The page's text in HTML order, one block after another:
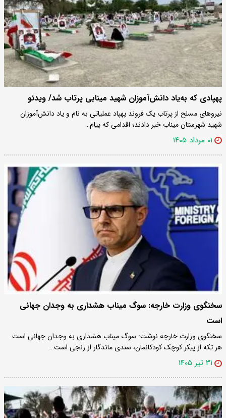
پهپادی که به‌یاد دانش‌آموزان شهید مینابی پرتاب شد/ ویدئو
نیروهای مسلح از پرتاب یک فروند پهپاد عملیاتی به نام و یاد دانش‌آموزان
شهید شهرستان میناب خبر دادند؛ اقدامی که پیام…
۰۱ مرداد ۱۴۰۵
سخنگوی وزارت خارجه: سوگ میناب هشداری به وجدان جهانی
است
سخنگوی وزارت خارجه نوشت: سوگ میناب هشداری به وجدان جهانی است.
هر تکه از پیکر کوچک کودکانمان، سندی ماندگار از رنجی است…
۳۱ تیر ۱۴۰۵